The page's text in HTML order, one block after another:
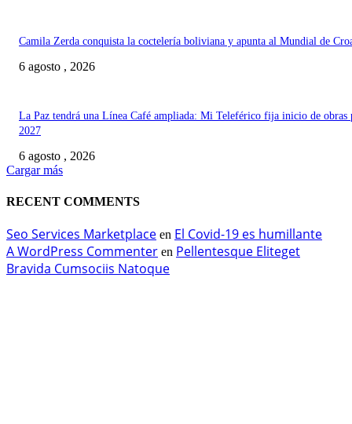
Camila Zerda conquista la coctelería boliviana y apunta al Mundial de
6 agosto , 2026
La Paz tendrá una Línea Café ampliada: Mi Teleférico fija inicio de obras
2027
6 agosto , 2026
Cargar más
RECENT COMMENTS
Seo Services Marketplace en El Covid-19 es humillante
A WordPress Commenter en Pellentesque Eliteget
Bravida Cumsociis Natoque